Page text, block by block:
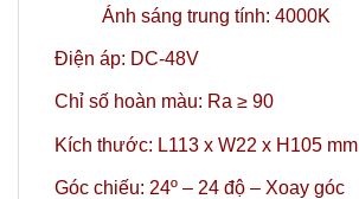
Ánh sáng trung tính: 4000K
Điện áp: DC-48V
Chỉ số hoàn màu: Ra ≥ 90
Kích thước: L113 x W22 x H105 mm
Góc chiếu: 24º – 24 độ – Xoay góc